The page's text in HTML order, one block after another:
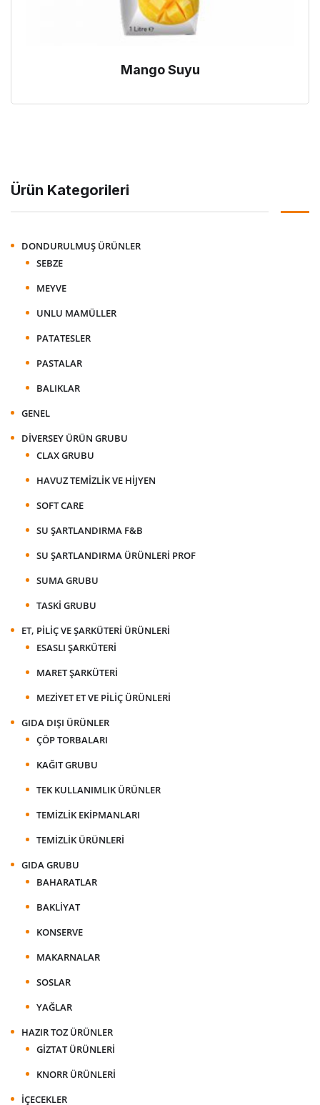
Mango Suyu
Ürün Kategorileri
DONDURULMUŞ ÜRÜNLER
SEBZE
MEYVE
UNLU MAMÜLLER
PATATESLER
PASTALAR
BALIKLAR
GENEL
DIVERSEY ÜRÜN GRUBU
CLAX GRUBU
HAVUZ TEMIZLIK VE HIJYEN
SOFT CARE
SU ŞARTLANDIRMA F&B
SU ŞARTLANDIRMA ÜRÜNLERI PROF
SUMA GRUBU
TASKI GRUBU
ET, PILIÇ VE ŞARKÜTERI ÜRÜNLERI
ESASLI ŞARKÜTERI
MARET ŞARKÜTERI
MEZIYET ET VE PILIÇ ÜRÜNLERI
GIDA DIŞI ÜRÜNLER
ÇÖP TORBALARI
KAĞIT GRUBU
TEK KULLANIMLIK ÜRÜNLER
TEMIZLIK EKIPMANLARI
TEMIZLIK ÜRÜNLERI
GIDA GRUBU
BAHARATLAR
BAKLIYAT
KONSERVE
MAKARNALAR
SOSLAR
YAĞLAR
HAZIR TOZ ÜRÜNLER
GIZTAT ÜRÜNLERI
KNORR ÜRÜNLERI
İÇECEKLER